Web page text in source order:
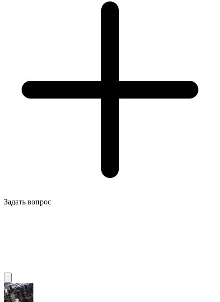
Задать вопрос